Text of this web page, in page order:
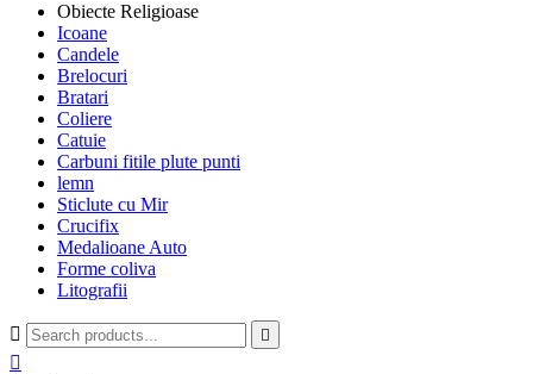
Obiecte Religioase
Icoane
Candele
Brelocuri
Bratari
Coliere
Catuie
Carbuni fitile plute punti
lemn
Sticlute cu Mir
Crucifix
Medalioane Auto
Forme coliva
Litografii
 
